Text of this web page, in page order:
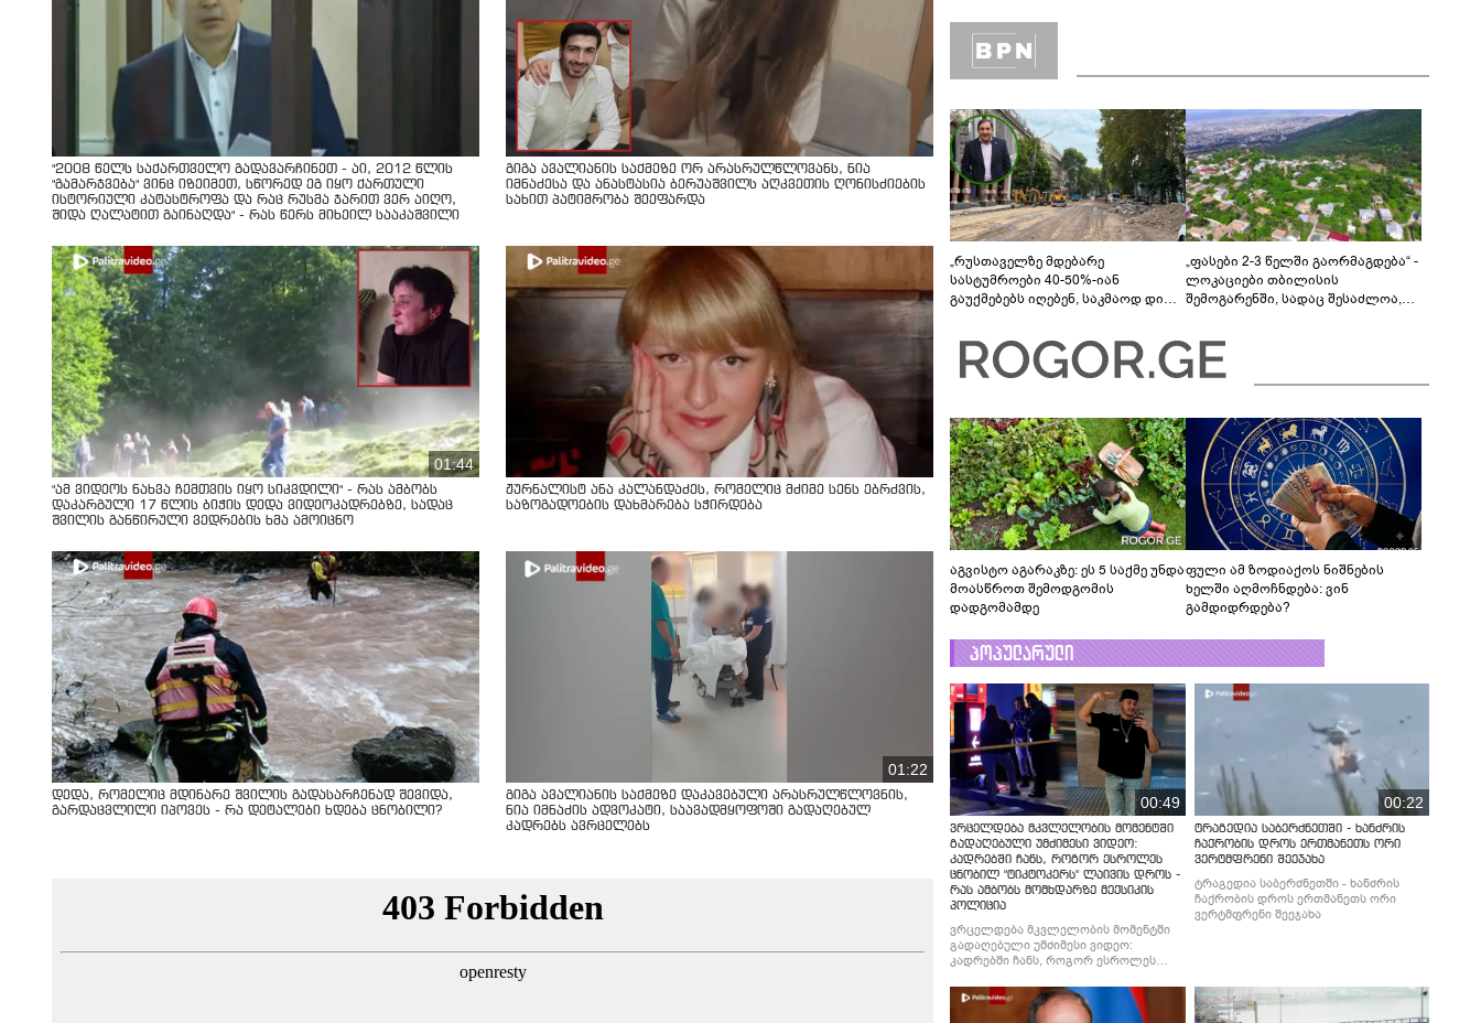
"2008 წელს საქართველო გადავარჩინეთ - აი, 2012 წლის
"გამარჯვება" ვინც იზეიმეთ, სწორედ ეგ იყო ქართული
ისტორიული კატასტროფა და რაც რუსმა ჯარით ვერ აიღო,
შიდა ღალატით გაინაღდა" - რას წერს მიხეილ სააკაშვილი
გიგა ავალიანის საქმეზე ორ არასრულწლოვანს, ნია
იმნაძესა და ანასტასია ბერუაშვილს აღკვეთის ღონისძიების
სახით პატიმრობა შეეფარდა
01:44
"ამ ვიდეოს ნახვა ჩემთვის იყო სიკვდილი" - რას ამბობს
დაკარგული 17 წლის ბიჭის დედა ვიდეოკადრებზე, სადაც
შვილის განწირული ვედრების ხმა ამოიცნო
ჟურნალისტ ანა კალანდაძეს, რომელიც მძიმე სენს ებრძვის,
საზოგადოების დახმარება სჭირდება
დედა, რომელიც მდინარე შვილის გადასარჩენად შევიდა,
გარდაცვლილი იპოვეს - რა დეტალები ხდება ცნობილი?
01:22
გიგა ავალიანის საქმეზე დაკავებული არასრულწლოვნის,
ნია იმნაძის ადვოკატი, საავადმყოფოში გადაღებულ
კადრებს ავრცელებს
ლაბირინთები?
„რუსთაველზე მდებარე
სასტუმროები 40-50%-იან
გაუქმებებს იღებენ, საკმაოდ დიდი
შეხვდებოდა“
„ფასები 2-3 წელში გაორმაგდება“ -
ლოკაციები თბილისის
შემოგარენში, სადაც შესაძლოა,
აგვისტო აგარაკზე: ეს 5 საქმე უნდა
მოასწროთ შემოდგომის
დადგომამდე
ფული ამ ზოდიაქოს ნიშნების
ხელში აღმოჩნდება: ვინ
გამდიდრდება?
პოპულარული
00:49
ვრცელდება მკვლელობის მომენტში
გადაღებული უმძიმესი ვიდეო:
კადრებში ჩანს, როგორ ესროლეს
ცნობილ "ტიკტოკერს" ლაივის დროს -
რას ამბობს მომხდარზე მექსიკის
პოლიცია
ვრცელდება მკვლელობის მომენტში
გადაღებული უმძიმესი ვიდეო:
კადრებში ჩანს, როგორ ესროლეს
რას ამბობს მომხდარზე მექსიკის
პოლიცია
00:22
ტრაგედია საბერძნეთში - ხანძრის
ჩაქრობის დროს ერთმანეთს ორი
ვერტმფრენი შეეჯახა
ტრაგედია საბერძნეთში - ხანძრის
ჩაქრობის დროს ერთმანეთს ორი
ვერტმფრენი შეეჯახა